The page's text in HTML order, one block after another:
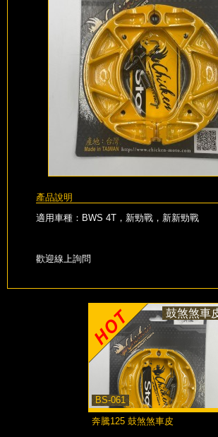
產品說明
適用車種：BWS 4T，新勁戰，新新勁戰
歡迎線上詢問
BS-061
鼓煞煞車
奔騰125 鼓煞煞車皮